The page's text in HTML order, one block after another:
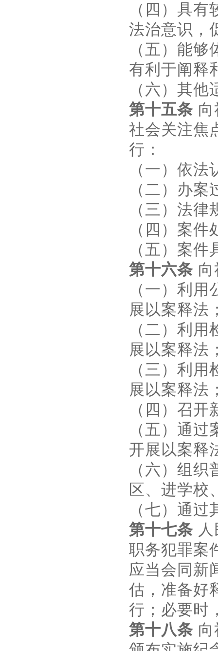
（四）具
法治意识，
（五）能
有利于阐释
（六）其
第十五条向
社会关注焦
行：
（一）依
（二）办
（三）法
（四）案
（五）案
第十六条向
（一）利
展以案释法
（二）利
展以案释法
（三）利
展以案释法
（四）召
（五）通
开展以案释
（六）组
区、进学校
（七）通
第十七条人
职务犯罪案
应当会同新
估，准备好
行；必要时
第十八条向